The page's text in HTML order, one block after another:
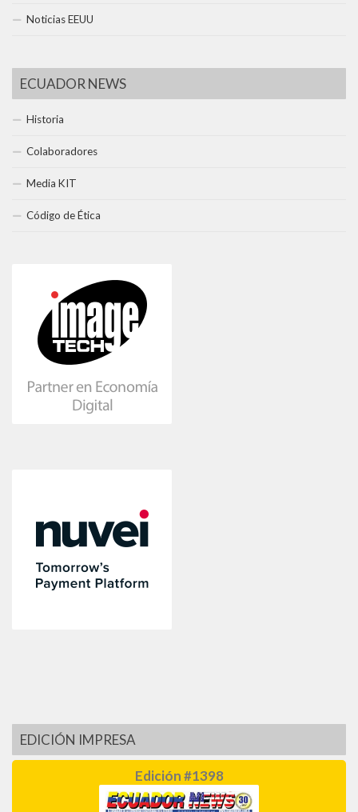
Noticias EEUU
ECUADOR NEWS
Historia
Colaboradores
Media KIT
Código de Ética
EDICIÓN IMPRESA
Edición #1398